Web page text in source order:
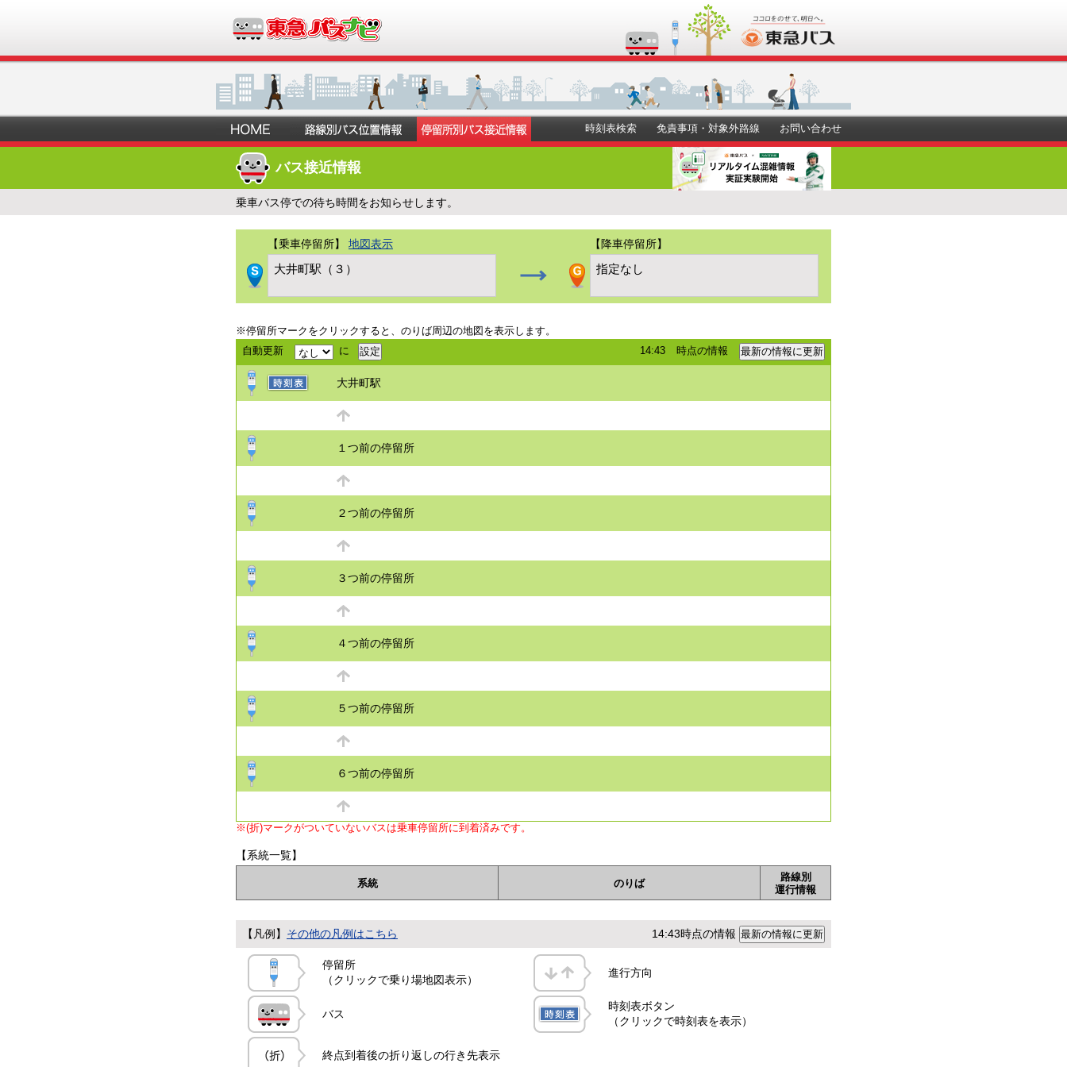
お問い合わせ
免責事項・対象外路線
時刻表検索
バス接近情報
乗車バス停での待ち時間をお知らせします。
【乗車停留所】 地図表示
大井町駅（３）
【降車停留所】
指定なし
※停留所マークをクリックすると、のりば周辺の地図を表示します。
自動更新
に 14:43 時点の情報
大井町駅
１つ前の停留所
２つ前の停留所
３つ前の停留所
４つ前の停留所
５つ前の停留所
６つ前の停留所
※(折)マークがついていないバスは乗車停留所に到着済みです。
【系統一覧】
系統 のりば
路線別
運行情報
【凡例】 その他の凡例はこちら 14:43時点の情報
停留所
（クリックで乗り場地図表示）
進行方向
バス
時刻表ボタン
（クリックで時刻表を表示）
終点到着後の折り返しの行き先表示